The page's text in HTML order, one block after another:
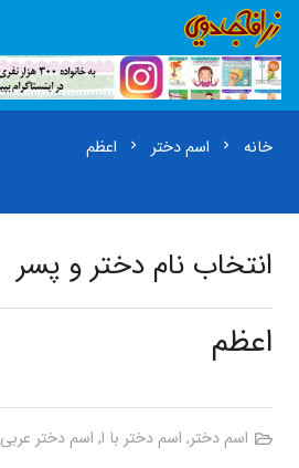
خانه chevron_right اسم دختر chevron_right اعظم
انتخاب نام دختر و پسر
اعظم
اسم دختر, اسم دختر با ا, اسم دختر عربی